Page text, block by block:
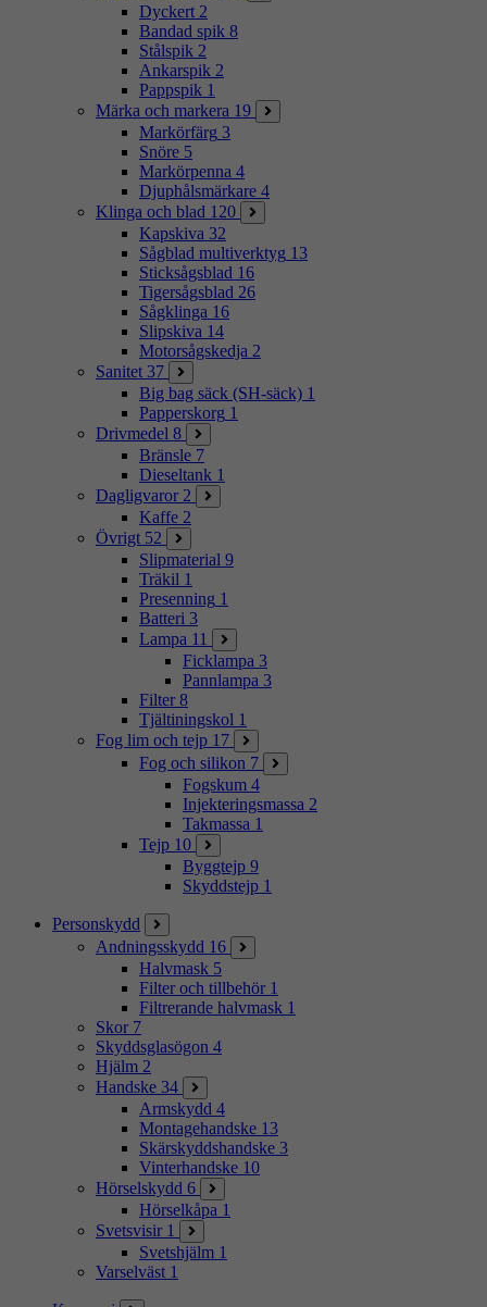
Dyckert 2
Bandad spik 8
Stålspik 2
Ankarspik 2
Pappspik 1
Märka och markera 19
Markörfärg 3
Snöre 5
Markörpenna 4
Djuphålsmärkare 4
Klinga och blad 120
Kapskiva 32
Sågblad multiverktyg 13
Sticksågsblad 16
Tigersågsblad 26
Sågklinga 16
Slipskiva 14
Motorsågskedja 2
Sanitet 37
Big bag säck (SH-säck) 1
Papperskorg 1
Drivmedel 8
Bränsle 7
Dieseltank 1
Dagligvaror 2
Kaffe 2
Övrigt 52
Slipmaterial 9
Träkil 1
Presenning 1
Batteri 3
Lampa 11
Ficklampa 3
Pannlampa 3
Filter 8
Tjältiningskol 1
Fog lim och tejp 17
Fog och silikon 7
Fogskum 4
Injekteringsmassa 2
Takmassa 1
Tejp 10
Byggtejp 9
Skyddstejp 1
Personskydd
Andningsskydd 16
Halvmask 5
Filter och tillbehör 1
Filtrerande halvmask 1
Skor 7
Skyddsglasögon 4
Hjälm 2
Handske 34
Armskydd 4
Montagehandske 13
Skärskyddshandske 3
Vinterhandske 10
Hörselskydd 6
Hörselkåpa 1
Svetsvisir 1
Svetshjälm 1
Varselväst 1